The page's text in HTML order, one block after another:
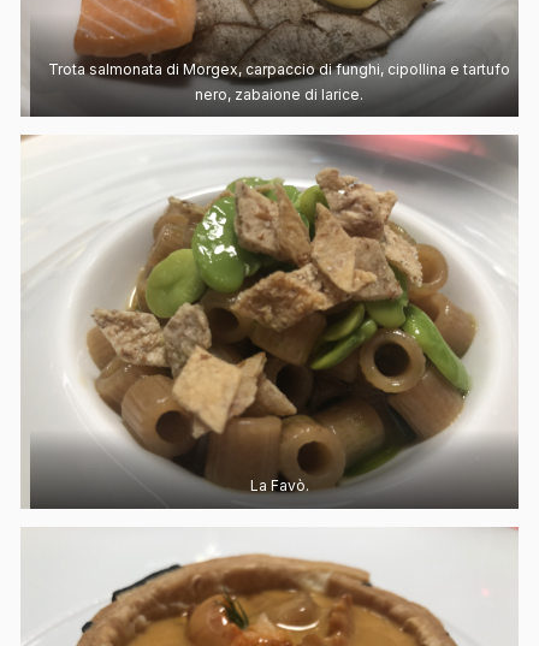
Trota salmonata di Morgex, carpaccio di funghi, cipollina e tartufo
nero, zabaione di larice.
La Favò.